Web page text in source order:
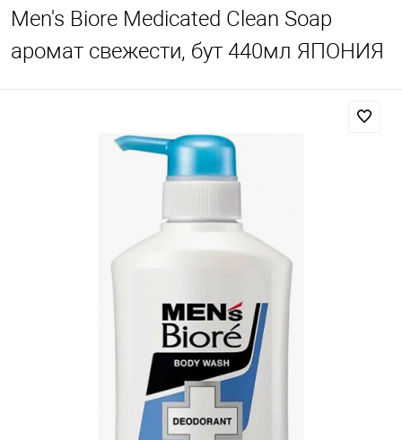
Men's Biore Medicated Clean Soap
аромат свежести, бут 440мл ЯПОНИЯ